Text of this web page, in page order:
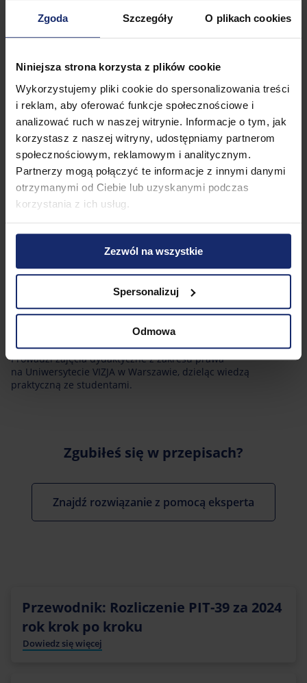
Zgoda Szczegóły O plikach cookies
Niniejsza strona korzysta z plików cookie
Wykorzystujemy pliki cookie do spersonalizowania treści
i reklam, aby oferować funkcje społecznościowe i
analizować ruch w naszej witrynie. Informacje o tym, jak
korzystasz z naszej witryny, udostępniamy partnerom
społecznościowym, reklamowym i analitycznym.
Partnerzy mogą połączyć te informacje z innymi danymi
otrzymanymi od Ciebie lub uzyskanymi podczas
korzystania z ich usług.
Zezwól na wszystkie
Spersonalizuj
Odmowa
od osób fizycznych (t.j. Dz. U. z 2024 r. poz. 226 z późn.
r.pr. Anna Mierzejewska- radca
prawny przy Okręgowej Izbie Radców
Prawnych w Warszawie. Prowadzi
Kancelarię Radcy Prawnego,
współpracując z zespołem
składającym się z radców prawnych,
adwokatów i aplikantów.
Doświadczenie zawodowe zdobywała
w renomowanych kancelariach
prawnych, świadcząc pomoc prawną zarówno na rzecz
przedsiębiorców, jak i osób fizycznych.
Specjalizuje się w obsłudze prawnej przedsiębiorców,
fundacji i stowarzyszeń, a także klientów indywidualnych.
podatkowych, ulg i rozliczeń rocznych, w tym rozliczeń PIT.
Współpracuje również z doradcą podatkowym w celu
Prowadzi zajęcia dydaktyczne z zakresu prawa
na Uniwersytecie VIZJA w Warszawie, dzieląc wiedzą
praktyczną ze studentami.
Zgubiłeś się w przepisach?
Znajdź rozwiązanie z pomocą eksperta
Przewodnik: Rozliczenie PIT-39 za 2024
rok krok po kroku
Dowiedz się więcej